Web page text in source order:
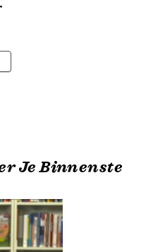
Je Binnenste